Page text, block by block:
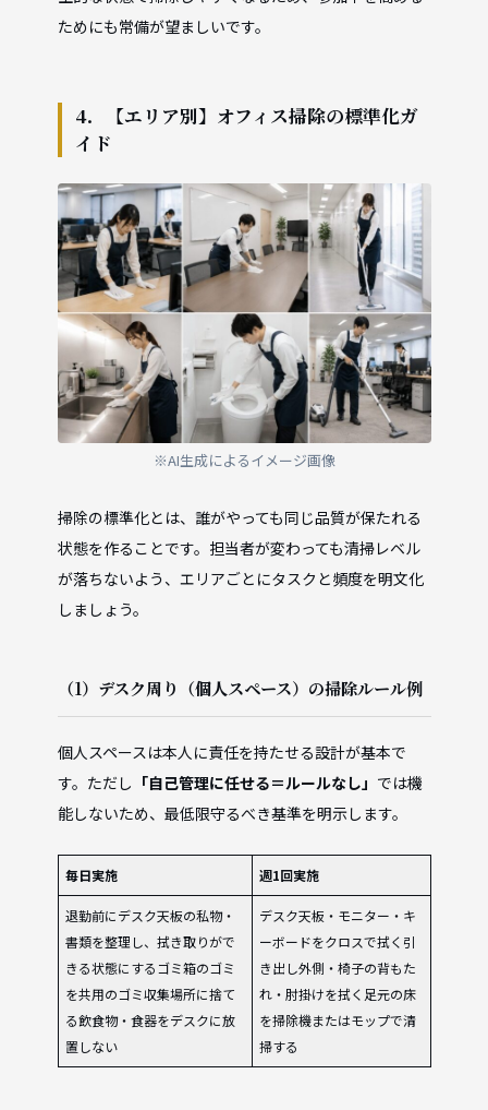
ためにも常備が望ましいです。
4．【エリア別】オフィス掃除の標準化ガ
イド
※AI生成によるイメージ画像
掃除の標準化とは、誰がやっても同じ品質が保たれる
状態を作ることです。担当者が変わっても清掃レベル
が落ちないよう、エリアごとにタスクと頻度を明文化
しましょう。
（1）デスク周り（個人スペース）の掃除ルール例
個人スペースは本人に責任を持たせる設計が基本で
す。ただし 「自己管理に任せる＝ルールなし」 では機
能しないため、最低限守るべき基準を明示します。
毎日実施 週1回実施
退勤前にデスク天板の私物・
書類を整理し、拭き取りがで
きる状態にするゴミ箱のゴミ
を共用のゴミ収集場所に捨て
る飲食物・食器をデスクに放
置しない
デスク天板・モニター・キ
ーボードをクロスで拭く引
き出し外側・椅子の背もた
れ・肘掛けを拭く足元の床
を掃除機またはモップで清
掃する